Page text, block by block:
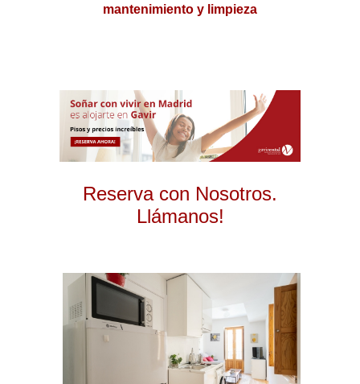
mantenimiento y limpieza
Reserva con Nosotros.
Llámanos!
2